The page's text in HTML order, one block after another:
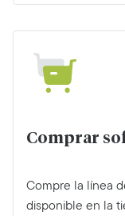
Comprar
Compre la línea
disponible en la